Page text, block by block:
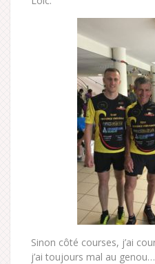
Sinon côté courses, j’ai
j’ai toujours mal au